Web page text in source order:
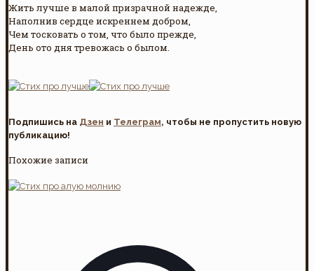
Жить лучше в малой призрачной надежде,
Наполнив сердце искреннем добром,
Чем тосковать о том, что было прежде,
День ото дня тревожась о былом.
Подпишись на Дзен и Телеграм, чтобы не пропустить новую
публикацию!
Похожие записи